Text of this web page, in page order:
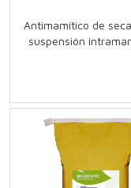
Antimamítico de
suspensión